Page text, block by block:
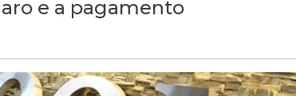
e a pagamento